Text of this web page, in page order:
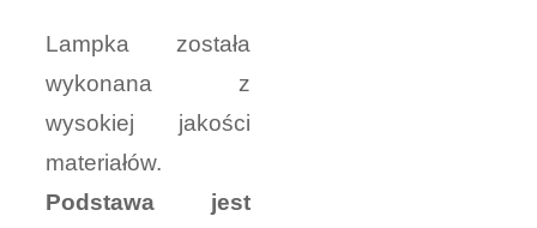
Lampka została
wykonana z
wysokiej jakości
materiałów.
Podstawa jest